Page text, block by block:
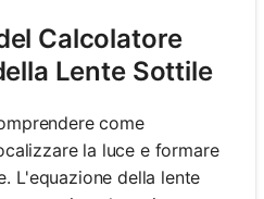
Calcolatore
Lente Sottile
come
la luce e formare
L'equazione della lente